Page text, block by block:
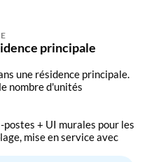
principale
une résidence principale.
nombre d'unités
+ UI murales pour les
mise en service avec